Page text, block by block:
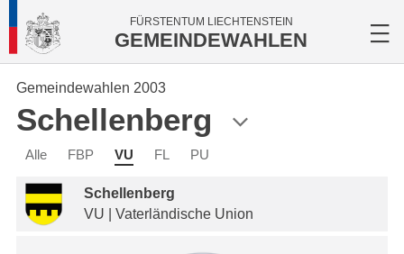
FÜRSTENTUM LIECHTENSTEIN
GEMEINDEWAHLEN
Gemeindewahlen 2003
Schellenberg
Alle FBP VU FL PU
Schellenberg
VU | Vaterländische Union